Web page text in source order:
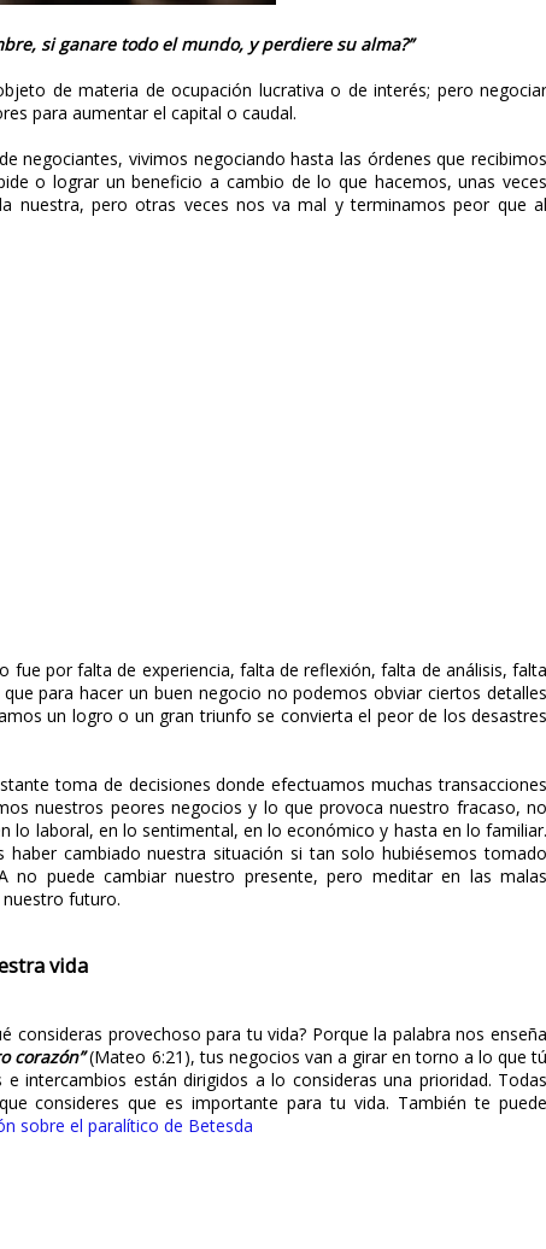
si ganare todo el mundo, y perdiere su alma?”
de materia de ocupación lucrativa o de interés; pero negociar
para aumentar el capital o caudal.
negociantes, vivimos negociando hasta las órdenes que recibimos
o lograr un beneficio a cambio de lo que hacemos, unas veces
nuestra, pero otras veces nos va mal y terminamos peor que al
fue por falta de experiencia, falta de reflexión, falta de análisis, falta
para hacer un buen negocio no podemos obviar ciertos detalles
un logro o un gran triunfo se convierta el peor de los desastres
toma de decisiones donde efectuamos muchas transacciones
nuestros peores negocios y lo que provoca nuestro fracaso, no
lo laboral, en lo sentimental, en lo económico y hasta en lo familiar.
haber cambiado nuestra situación si tan solo hubiésemos tomado
no puede cambiar nuestro presente, pero meditar en las malas
futuro.
vida
consideras provechoso para tu vida? Porque la palabra nos enseña
corazón”(Mateo 6:21), tus negocios van a girar en torno a lo que tú
intercambios están dirigidos a lo consideras una prioridad. Todas
consideres que es importante para tu vida. También te puede
sobre el paralítico de Betesda